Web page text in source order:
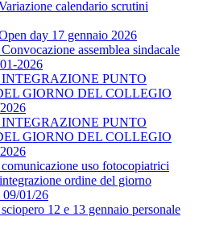
calendario scrutini
day 17 gennaio 2026
assemblea sindacale
2026
INTEGRAZIONE PUNTO
GIORNO DEL COLLEGIO
INTEGRAZIONE PUNTO
GIORNO DEL COLLEGIO
uso fotocopiatrici
ordine del giorno
01/26
12 e 13 gennaio personale